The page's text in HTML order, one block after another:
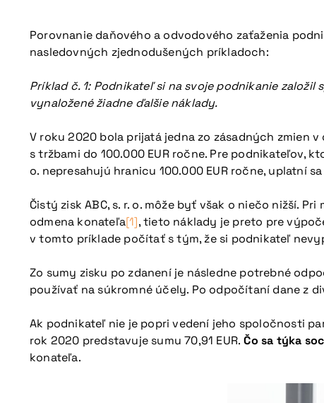
Porovnanie daňového a odvodového zaťaženia
nasledovných zjednodušených príkladoch:
Príklad č. 1: Podnikateľ si na svoje podnikanie
vynaložené žiadne ďalšie náklady.
V roku 2020 bola prijatá jedna zo zásadných zmien
s tržbami do 100.000 EUR ročne. Pre podnikateľov,
o. nepresahujú hranicu 100.000 EUR ročne, uplatní
Čistý zisk ABC, s. r. o. môže byť však o niečo nižší.
odmena konateľa[1], tieto náklady je preto pre
v tomto príklade počítať s tým, že si podnikateľ
Zo sumy zisku po zdanení je následne potrebné
používať na súkromné účely. Po odpočítaní dane z
Ak podnikateľ nie je popri vedení jeho spoločnosti
rok 2020 predstavuje sumu 70,91 EUR.Čo sa týka
konateľa.